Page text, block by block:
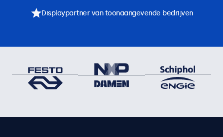
Displaypartner van toonaangevende bedrijven